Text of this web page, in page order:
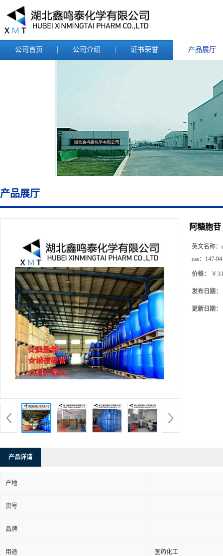
公司首页 公司介绍 证书荣誉 产品展厅
产品展厅
阿糖胞苷
英文名称：
cas： 147-
价格： ￥3/
发布日期：
更新日期：
产品详请
产地
货号
品牌
用途 医药化工